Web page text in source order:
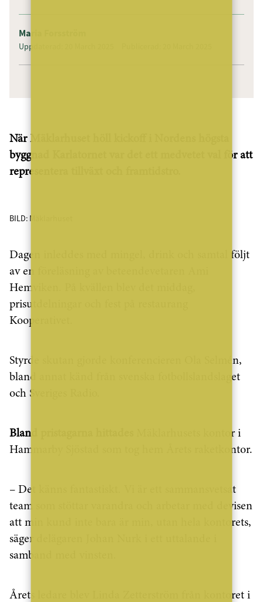
Maria Forsström
Uppdaterad: 20 March 2025
När Mäklarhuset höll kickoff i Nordens högsta
byggnad Karlatornet var det ett medvetet val för att
representera tillväxt och framtidstro.
BILD: Mäklarhuset
Dagen inleddes med mingel, drink och samtal följt
av en föreläsning av beteendevetaren Ami
Hemviken. På kvällen blev det middag,
prisutdelningar och fest på restaurang
Kooperativet.
Styrde skutan gjorde konferencieren Ola Selmén,
bland annat känd från svenska fotbollslandslaget
och Sveriges Radio.
Bland pristagarna hittades
Mäklarhusets kontor i
Hammarby Sjöstad som tog hem Årets raketkontor.
– Det känns fantastiskt. Vi är ett sammansvetsat
team som stöttar varandra och arbetar med devisen
att min kund inte bara är min, utan hela kontorets,
säger delägaren Johan Nurk i ett uttalande i
samband med vinsten.
Årets ledare blev Linda Zetterström från kontoret i